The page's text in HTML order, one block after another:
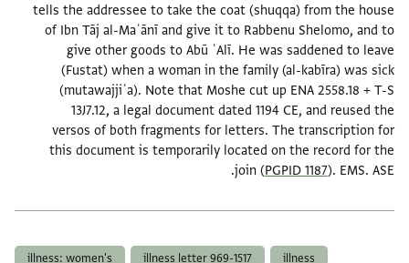
tells the addressee to take the coat (shuqqa) from the house
of Ibn Tāj al-Maʿānī and give it to Rabbenu Shelomo, and to
give other goods to Abū ʿAlī. He was saddened to leave
(Fustat) when a woman in the family (al-kabīra) was sick
(mutawajjiʿa). Note that Moshe cut up ENA 2558.18 + T-S
13J7.12, a legal document dated 1194 CE, and reused the
versos of both fragments for letters. The transcription for
this document is temporarily located on the record for the
join (PGPID 1187). EMS. ASE.
illness
illness letter 969-1517
illness: women's